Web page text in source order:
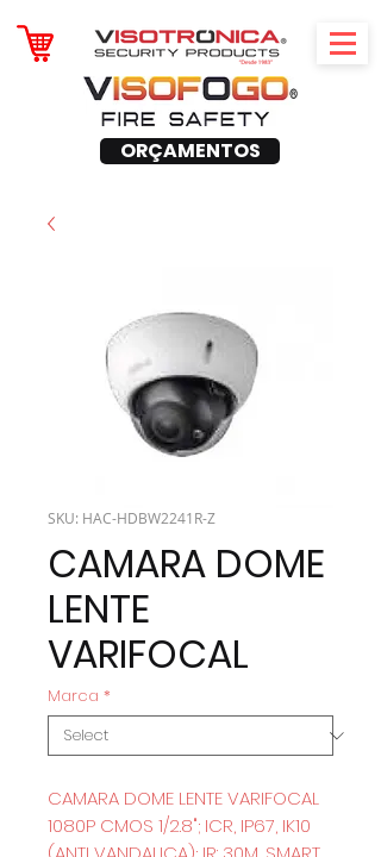
ORÇAMENTOS
SKU: HAC-HDBW2241R-Z
CAMARA DOME
LENTE
VARIFOCAL
Marca *
CAMARA DOME LENTE VARIFOCAL
1080P CMOS 1/2.8"; ICR, IP67, IK10